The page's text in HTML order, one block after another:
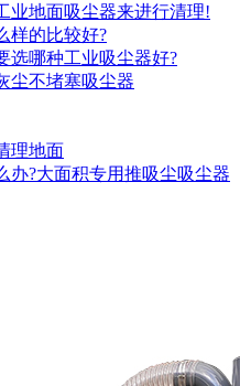
业地面吸尘器来进行清理!
样的比较好?
选哪种工业吸尘器好?
尘不堵塞吸尘器
理地面
办?大面积专用推吸尘吸尘器